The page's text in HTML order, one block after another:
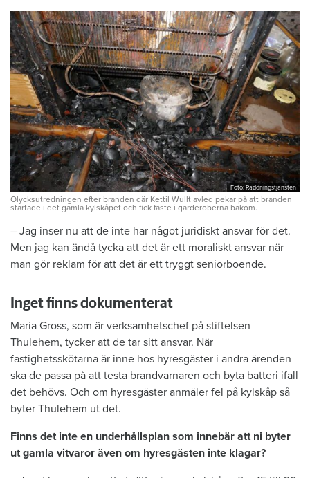
Foto: Räddningstjänsten
Olycksutredningen efter branden där Kettil Wullt avled pekar på att branden
startade i det gamla kylskåpet och fick fäste i garderoberna bakom.
– Jag inser nu att de inte har något ­juridiskt ansvar för det.
Men jag kan ändå tycka att det är ett moraliskt ansvar när
man gör reklam för att det är ett tryggt seniorboende.
Inget finns dokumenterat
Maria Gross, som är verksamhetschef på stiftelsen
Thulehem, tycker att de tar sitt ansvar. När
fastighetsskötarna är inne hos hyresgäster i andra ärenden
ska de passa på att testa brandvarnaren och byta batteri ifall
det behövs. Och om hyresgäster anmäler fel på kylskåp så
byter Thulehem ut det.
Finns det inte en underhållsplan som innebär att ni byter
ut gamla vitvaror även om hyresgästen inte klagar?